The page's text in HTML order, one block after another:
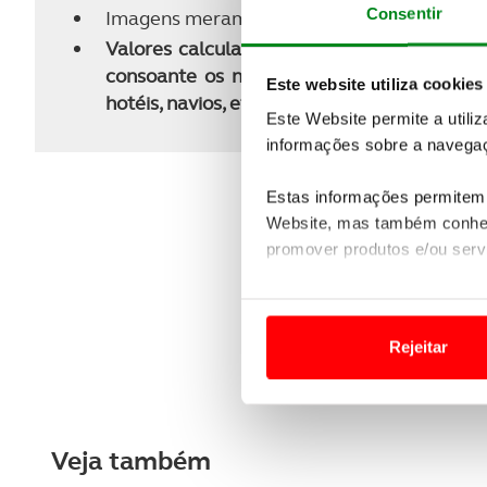
Consentir
Este website utiliza cookies
Este Website permite a
informações sobre a
Estas informações
Website, mas também
promover produtos e/ou
Usamos cookies para
funcionalidades de redes
Rejeitar
Imagens meramente ilustrativas dos
Valores calculados nas tarifas dinâmicas
consoante os níveis de ocupação. Caso
hotéis, navios, etc.), será apresentado o
Veja também